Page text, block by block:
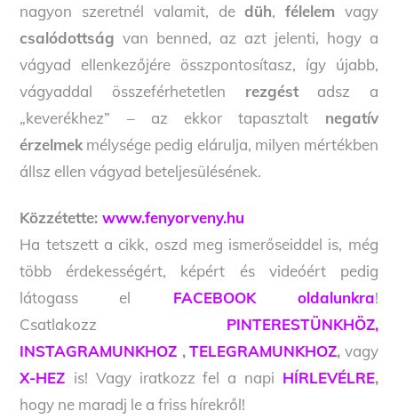
nagyon szeretnél valamit, dedüh, félelem vagy
csalódottság van benned, az azt jelenti, hogy a
vágyad ellenkezőjére összpontosítasz, így újabb,
vágyaddal összeférhetetlen rezgéstadsz a
„keverékhez” – az ekkor tapasztalt negatív
érzelmek mélysége pedig elárulja, milyen mértékben
állsz ellen vágyad beteljesülésének.
Közzétette:www.fenyorveny.hu
Ha tetszett a cikk, oszd meg ismerőseiddel is, még
több érdekességért, képért és videóért pedig
látogass el
FACEBOOK oldalunkra!
Csatlakozz PINTERESTÜNKHÖZ,
INSTAGRAMUNKHOZ , TELEGRAMUNKHOZ, vagy
X-HEZ is! Vagy iratkozz fel a napi HÍRLEVÉLRE,
hogy ne maradj le a friss hírekről!